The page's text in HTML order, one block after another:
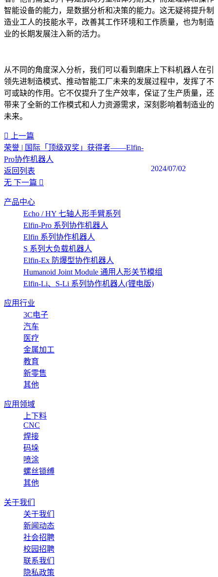
智能设备的能力，是数据分析和决策的能力。这无疑将提升制
造业工人的技能水平，改善其工作环境和工作质量，也为制造
业的长期发展注入新的活力。
从不同的角度深入分析，我们可以看到磨床上下料机器人在引
领先进制造模式、推动智能工厂未来的发展过程中，发挥了不
可或缺的作用。它不仅提升了生产效率，保证了生产质量，还
带来了全新的工作模式和人力资源需求，深刻影响着制造业的
未来。‍
上一篇
荣誉 | 国际「顶级双奖」获得者——Elfin-
Pro协作机器人
2024/07/02
返回列表
无 下一篇
产品中心
Echo / HY 七轴人形手臂系列
Elfin-Pro 系列协作机器人
Elfin 系列协作机器人
S 系列大负载机器人
Elfin-Ex 防爆型协作机器人
Humanoid Joint Module 通用人形关节模组
Elfin-Li、S-Li 系列协作机器人(锂电版)
应用行业
3C电子
汽车
医疗
金属加工
教育
新零售
其他
应用领域
上下料
CNC
焊接
码垛
喷涂
螺丝锁缚
其他
关于我们
关于我们
新闻动态
社会招聘
校园招聘
联系我们
隐私政策